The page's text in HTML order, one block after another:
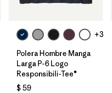
+3
Polera Hombre Manga
Larga P-6 Logo
Responsibili-Tee®
$ 59